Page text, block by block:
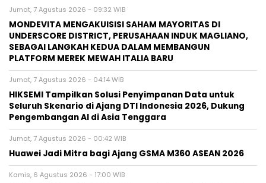
Jumat, 7 Agustus 2026 - 09:32 WIB
MONDEVITA MENGAKUISISI SAHAM MAYORITAS DI
UNDERSCORE DISTRICT, PERUSAHAAN INDUK MAGLIANO,
SEBAGAI LANGKAH KEDUA DALAM MEMBANGUN
PLATFORM MEREK MEWAH ITALIA BARU
Jumat, 7 Agustus 2026 - 04:14 WIB
HIKSEMI Tampilkan Solusi Penyimpanan Data untuk
Seluruh Skenario di Ajang DTI Indonesia 2026, Dukung
Pengembangan AI di Asia Tenggara
Jumat, 7 Agustus 2026 - 00:42 WIB
Huawei Jadi Mitra bagi Ajang GSMA M360 ASEAN 2026
Kamis, 6 Agustus 2026 - 17:00 WIB